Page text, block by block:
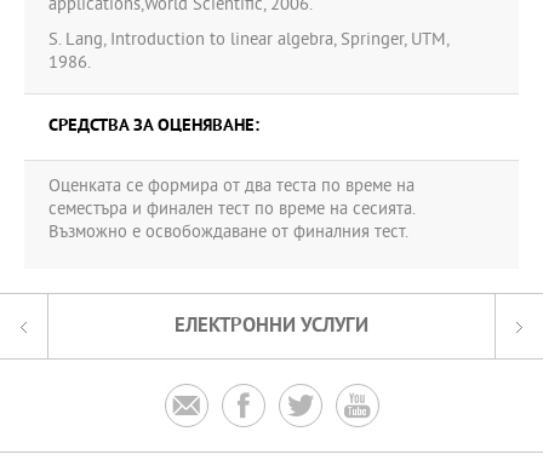
applications,World Scientific, 2006.
S. Lang, Introduction to linear algebra, Springer, UTM,
1986.
СРЕДСТВА ЗА ОЦЕНЯВАНЕ:
Оценката се формира от два теста по време на
семестъра и финален тест по време на сесията.
Възможно е освобождаване от финалния тест.
ЕЛЕКТРОННИ УСЛУГИ
   